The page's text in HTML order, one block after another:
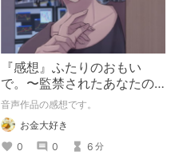
『感想』ふたりのおもい
で。〜監禁されたあなたの
末路〜【がるまに限定特典
付き】
音声作品の感想です。
お金大好き
0
0 6 分